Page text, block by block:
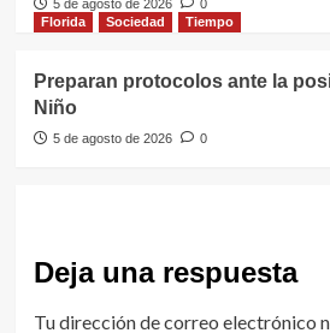
5 de agosto de 2026
0
Florida
Sociedad Tiempo
Preparan protocolos ante la
Niño
5 de agosto de 2026 0
Deja una respuesta
Tu dirección de correo electrónico